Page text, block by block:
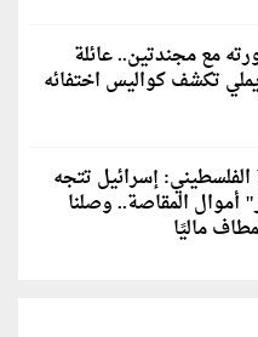
مع مجندتين.. عائلة
تكشف كواليس اختفائه
الفلسطيني: إسرائيل تتجه
أموال المقاصة.. وصلنا
ماليًا